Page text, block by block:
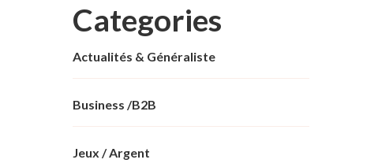
Categories
Actualités & Généraliste
Business /B2B
Jeux / Argent